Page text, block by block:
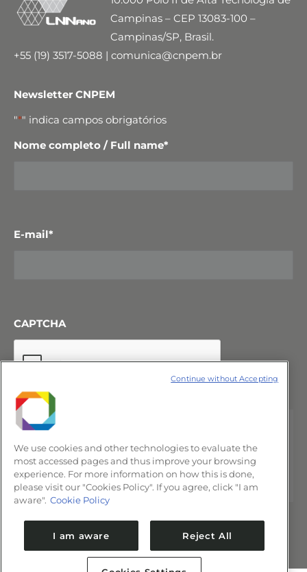
Campinas – CEP 13083-100 –
Campinas/SP, Brasil.
+55 (19) 3517-5088 | comunica@cnpem.br
Newsletter CNPEM
"*" indica campos obrigatórios
Nome completo / Full name*
E-mail*
CAPTCHA
We use cookies and other technologies to evaluate the
most accessed pages and thus improve your browsing
experience. For more information on how this is done,
please visit our "Cookies Policy". If you agree, click "I am
aware". Cookie Policy
I am aware Reject All
Continue without Accepting